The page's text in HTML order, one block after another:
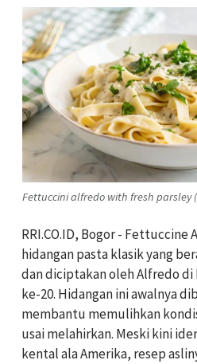
Fettuccini alfredo with fresh parsley
RRI.CO.ID, Bogor -
hidangan pasta klasik yang
dan diciptakan oleh Alfredo di
ke-20. Hidangan ini awalnya
membantu memulihkan
usai melahirkan. Meski kini
kental ala Amerika, resep